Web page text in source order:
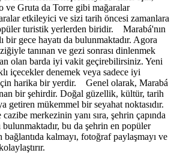
ve Gruta da Torre gibi mağaralar
etkileyici ve sizi tarih öncesi zamanlara
turistik yerlerden biridir. Marabá'nın
bir gece hayatı da bulunmaktadır. Agora
tanınan ve gezi sonrası dinlenmek
olan barda iyi vakit geçirebilirsiniz. Yeni
içecekler denemek veya sadece iyi
harika bir yerdir. Genel olarak, Marabá
bir şehirdir. Doğal güzellik, kültür, tarih
getiren mükemmel bir seyahat noktasıdır.
merkezinin yanı sıra, şehrin çapında
bu da şehrin en popüler
bağlantıda kalmayı, fotoğraf paylaşmayı ve